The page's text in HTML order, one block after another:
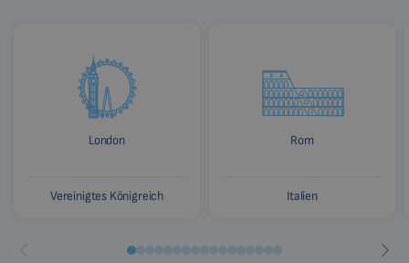
London
Vereinigtes Königreich
Rom
Italien